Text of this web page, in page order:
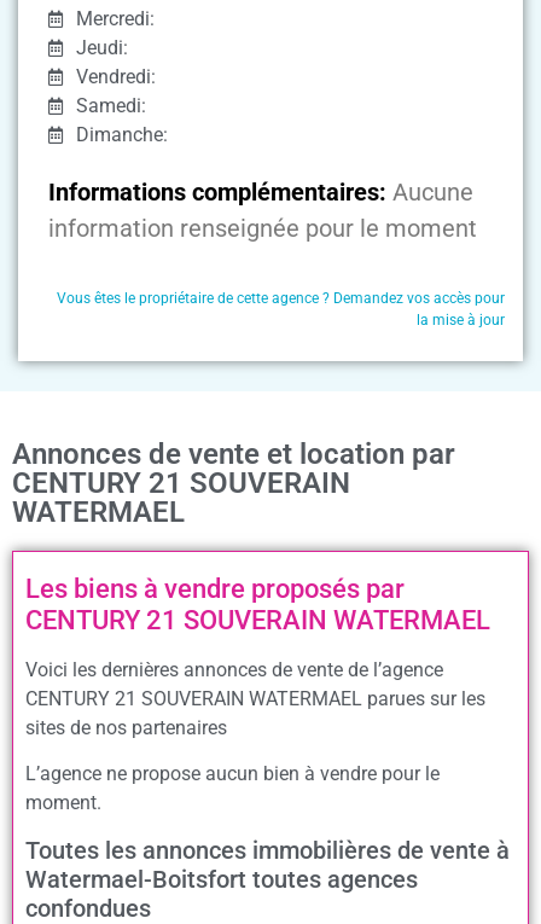
Mercredi:
Jeudi:
Vendredi:
Samedi:
Dimanche:
Informations complémentaires: Aucune
information renseignée pour le moment
Vous êtes le propriétaire de cette agence ? Demandez vos accès pour
la mise à jour
Annonces de vente et location par
CENTURY 21 SOUVERAIN
WATERMAEL
Les biens à vendre proposés par
CENTURY 21 SOUVERAIN WATERMAEL
Voici les dernières annonces de vente de l’agence
CENTURY 21 SOUVERAIN WATERMAEL parues sur les
sites de nos partenaires
L’agence ne propose aucun bien à vendre pour le
moment.
Toutes les annonces immobilières de vente à
Watermael-Boitsfort toutes agences
confondues